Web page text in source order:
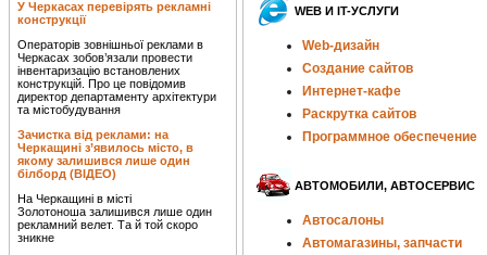
У Черкасах перевірять рекламні
конструкції
Операторів зовнішньої реклами в
Черкасах зобов’язали провести
інвентаризацію встановлених
конструкцій. Про це повідомив
директор департаменту архітектури
та містобудування
Зачистка від реклами: на
Черкащині з’явилось місто, в
якому залишився лише один
білборд (ВІДЕО)
На Черкащині в місті
Золотоноша залишився лише один
рекламний велет. Та й той скоро
зникне
WEB И IT-УСЛУГИ
Web-дизайн
Создание сайтов
Интернет-кафе
Раскрутка сайтов
Программное обеспечение
АВТОМОБИЛИ, АВТОСЕРВИС
Автосалоны
Автомагазины, запчасти